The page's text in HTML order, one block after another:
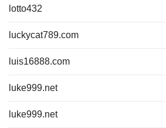
lotto432
luckycat789.com
luis16888.com
luke999.net
luke999.net